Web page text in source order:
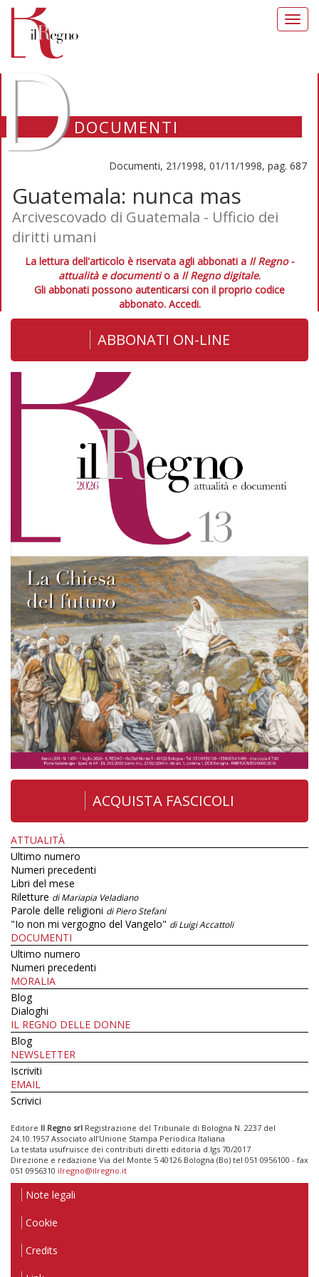
DOCUMENTI
Documenti, 21/1998, 01/11/1998, pag. 687
Guatemala: nunca mas
Arcivescovado di Guatemala - Ufficio dei
diritti umani
La lettura dell'articolo è riservata agli abbonati a Il Regno -
attualità e documentio a Il Regno digitale.
Gli abbonati possono autenticarsi con il proprio codice
abbonato. Accedi.
ABBONATI ON-LINE
ACQUISTA FASCICOLI
ATTUALITÀ
Ultimo numero
Numeri precedenti
Libri del mese
Riletture di Mariapia Veladiano
Parole delle religioni di Piero Stefani
"Io non mi vergogno del Vangelo" di Luigi Accattoli
DOCUMENTI
Ultimo numero
Numeri precedenti
MORALIA
Blog
Dialoghi
IL REGNO DELLE DONNE
Blog
NEWSLETTER
Iscriviti
EMAIL
Scrivici
Editore Il Regno srl Registrazione del Tribunale di Bologna N. 2237 del
24.10.1957 Associato all’Unione Stampa Periodica Italiana
La testata usufruisce dei contributi diretti editoria d.lgs 70/2017
Direzione e redazione Via del Monte 5 40126 Bologna (Bo) tel 051 0956100 - fax
051 0956310 ilregno@ilregno.it
Note legali
Cookie
Credits